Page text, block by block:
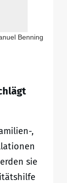
Benning
,
sie